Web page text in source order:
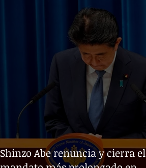
Shinzo Abe renuncia y cierra el